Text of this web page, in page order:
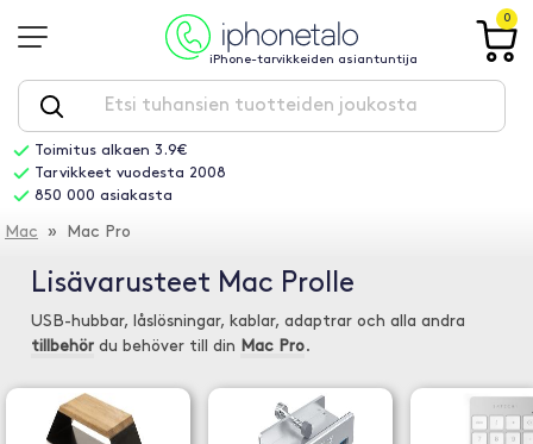
iPhone-tarvikkeiden asiantuntija
0
Toimitus alkaen 3.9€
Tarvikkeet vuodesta 2008
850 000 asiakasta
Mac » Mac Pro
Lisävarusteet Mac Prolle
USB-hubbar, låslösningar, kablar, adaptrar och alla andra
tillbehör du behöver till din Mac Pro.